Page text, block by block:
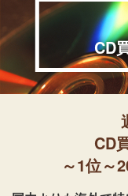
CD
CD
～1位～